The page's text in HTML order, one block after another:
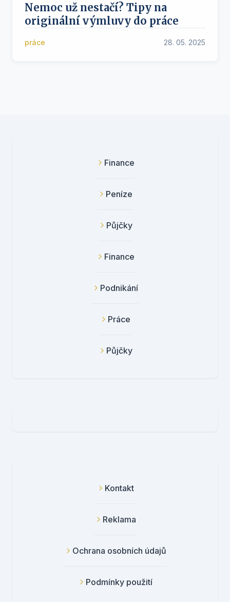
Nemoc už nestačí? Tipy na
originální výmluvy do práce
práce 28. 05. 2025
Finance
Peníze
Půjčky
Finance
Podnikání
Práce
Půjčky
Kontakt
Reklama
Ochrana osobních údajů
Podmínky použití